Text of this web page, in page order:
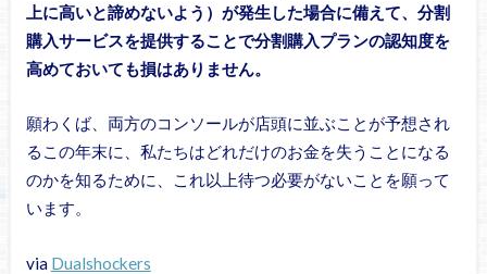
上に高いと諦めないよう）が発生した場合に備えて、分割
購入サービスを提供することで分割購入プランの認知度を
高めておいても損はありません。
願わくば、両方のコンソールが店頭に並ぶことが予想され
るこの年末に、私たちはどれだけのお金を失うことになる
のかを知るために、これ以上待つ必要がないことを願って
います。
via Dualshockers